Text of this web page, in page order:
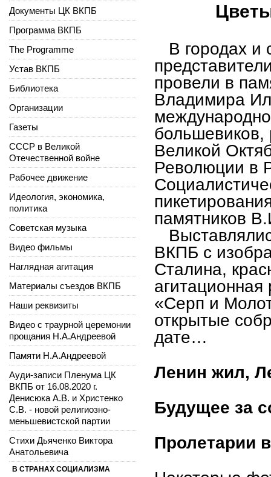
В городах и
провели в
Владимира
большевиков,
Великой
Революции в
памятников
ВКПБ с
Сталина,
агитационная
«Серп и
открытые
дате…
Ленин жил,
Будущее за
Пролетарии
Документы ЦК ВКПБ
Программа ВКПБ
The Programme
Устав ВКПБ
Библиотека
Организации
Газеты
СССР в Великой
Отечественной войне
Рабочее движение
Идеология, экономика,
политика
Советская музыка
Видео фильмы
Наглядная агитация
Материалы съездов ВКПБ
Наши реквизиты
Видео с траурной церемонии
прощания Н.А.Андреевой
Памяти Н.А.Андреевой
Ауди-записи Пленума ЦК
ВКПБ от 16.08.2020 г.
Денисюка А.В. и Христенко
С.В. - новой религиозно-
меньшевистской партии
Стихи Дьяченко Виктора
Анатольевича
В СТРАНАХ СОЦИАЛИЗМА